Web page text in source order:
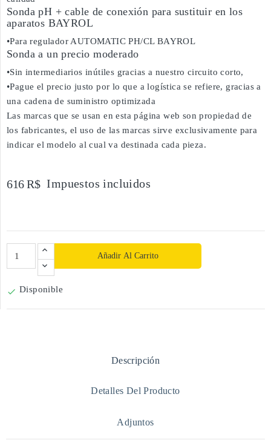
Sonda pH + cable de conexión para sustituir en los
aparatos BAYROL
•Para regulador AUTOMATIC PH/CL BAYROL
Sonda a un precio moderado
•Sin intermediarios inútiles gracias a nuestro circuito corto,
•Pague el precio justo por lo que a logística se refiere, gracias a
una cadena de suministro optimizada
Las marcas que se usan en esta página web son propiedad de
los fabricantes, el uso de las marcas sirve exclusivamente para
indicar el modelo al cual va destinada cada pieza.
616 R$ Impuestos incluidos
Añadir Al Carrito
 Disponible
Descripción
Detalles Del Producto
Adjuntos